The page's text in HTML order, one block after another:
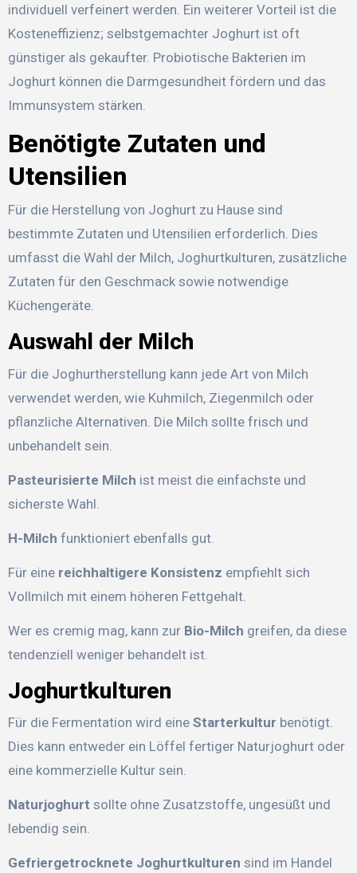
individuell verfeinert werden. Ein weiterer Vorteil ist die
Kosteneffizienz; selbstgemachter Joghurt ist oft
günstiger als gekaufter. Probiotische Bakterien im
Joghurt können die Darmgesundheit fördern und das
Immunsystem stärken.
Benötigte Zutaten und
Utensilien
Für die Herstellung von Joghurt zu Hause sind
bestimmte Zutaten und Utensilien erforderlich. Dies
umfasst die Wahl der Milch, Joghurtkulturen, zusätzliche
Zutaten für den Geschmack sowie notwendige
Küchengeräte.
Auswahl der Milch
Für die Joghurtherstellung kann jede Art von Milch
verwendet werden, wie Kuhmilch, Ziegenmilch oder
pflanzliche Alternativen. Die Milch sollte frisch und
unbehandelt sein.
Pasteurisierte Milch ist meist die einfachste und
sicherste Wahl.
H-Milch funktioniert ebenfalls gut.
Für eine reichhaltigere Konsistenz empfiehlt sich
Vollmilch mit einem höheren Fettgehalt.
Wer es cremig mag, kann zur Bio-Milch greifen, da diese
tendenziell weniger behandelt ist.
Joghurtkulturen
Für die Fermentation wird eine Starterkultur benötigt.
Dies kann entweder ein Löffel fertiger Naturjoghurt oder
eine kommerzielle Kultur sein.
Naturjoghurt sollte ohne Zusatzstoffe, ungesüßt und
lebendig sein.
Gefriergetrocknete Joghurtkulturen sind im Handel